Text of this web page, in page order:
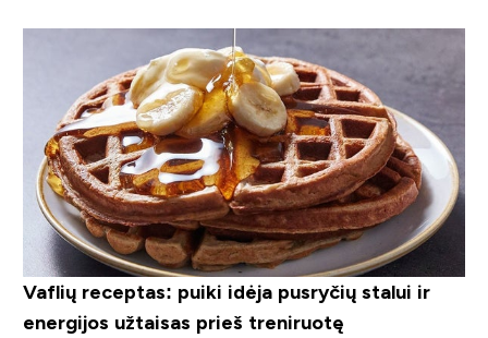
Vaflių receptas: puiki idėja pusryčių stalui ir
energijos užtaisas prieš treniruotę